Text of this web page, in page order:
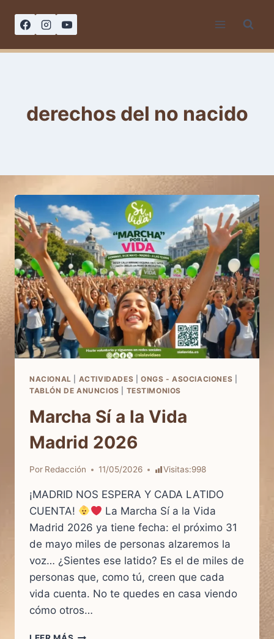
derechos del no nacido
NACIONAL ACTIVIDADES ONGS - ASOCIACIONES
TABLÓN DE ANUNCIOS
TESTIMONIOS
Marcha Sí a la Vida
Madrid 2026
Por Redacción 11/05/2026 Visitas:998
¡MADRID NOS ESPERA Y CADA LATIDO
CUENTA!
La Marcha Sí a la Vida
Madrid 2026 ya tiene fecha: el próximo 31
de mayo miles de personas alzaremos la
voz… ¿Sientes ese latido? Es el de miles de
personas que, como tú, creen que cada
vida cuenta. No te quedes en casa viendo
cómo otros…
MARCHA